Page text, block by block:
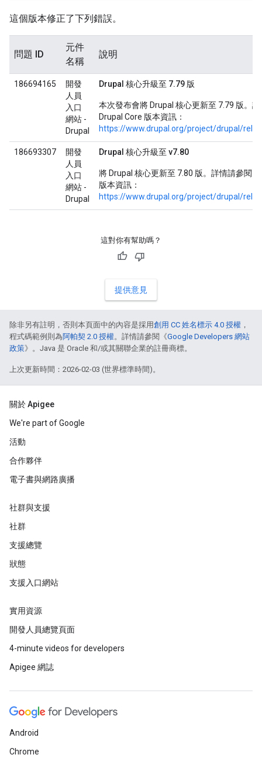
這個版本修正了下列錯誤。
問題 ID
元件
名稱
說明
186694165
開發
人員
入口
網站 -
Drupal
Drupal 核心升級至 7.79 版
本次發布會將 Drupal 核心更新至 7.79 版。
Drupal Core 版本資訊：
https://www.drupal.org/project/drupal/
186693307
開發
人員
入口
網站 -
Drupal
Drupal 核心升級至 v7.80
將 Drupal 核心更新至 7.80 版。詳情請參閱
版本資訊：
https://www.drupal.org/project/drupal/
這對你有幫助嗎？
提供意見
除非另有註明，否則本頁面中的內容是採用創用 CC 姓名標示 4.0 授權 ，
程式碼範例則為阿帕契 2.0 授權。詳情請參閱《Google Developers 網站
政策》。Java 是 Oracle 和/或其關聯企業的註冊商標。
上次更新時間：2026-02-03 (世界標準時間)。
關於 Apigee
We're part of Google
活動
合作夥伴
電子書與網路廣播
社群與支援
社群
支援總覽
狀態
支援入口網站
實用資源
開發人員總覽頁面
4-minute videos for developers
Apigee 網誌
Android
Chrome